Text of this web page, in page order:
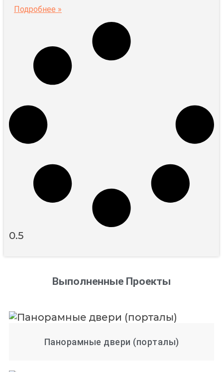
Подробнее »
Выполненные Проекты
Панорамные двери (порталы)